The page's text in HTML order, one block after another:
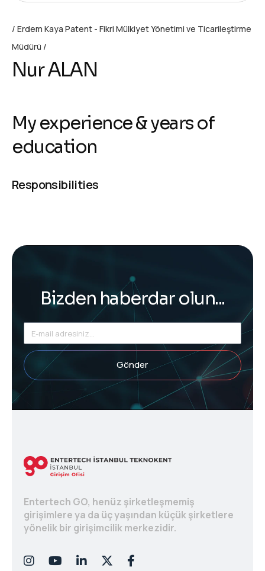
Erdem Kaya Patent - Fikri Mülkiyet Yönetimi ve Ticarileştirme
Müdürü
Nur ALAN
My experience & years of
education
Responsibilities
Bizden haberdar olun...
Gönder
Entertech GO, henüz şirketleşmemiş
girişimlere ya da üç yaşından küçük şirketlere
yönelik bir girişimcilik merkezidir.